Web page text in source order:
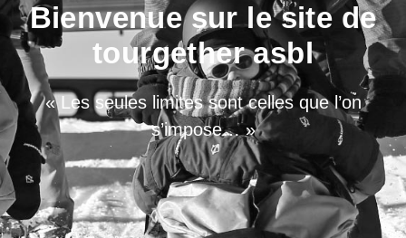
Bienvenue sur le site de
tourgether asbl
« Les seules limites sont celles que l’on
s’impose… »